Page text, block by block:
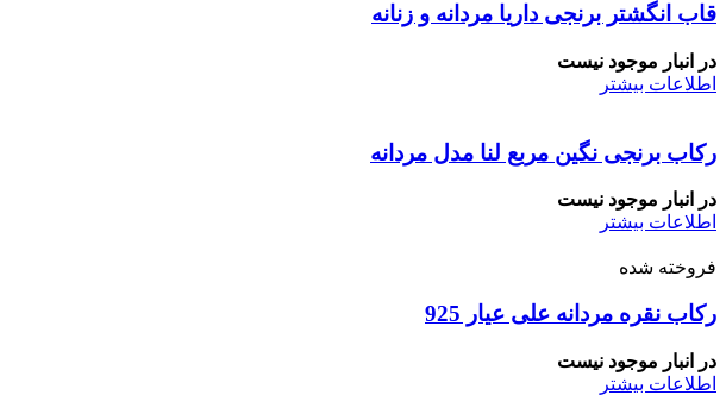
قاب انگشتر برنجی داریا مردانه و زنانه
در انبار موجود نیست
اطلاعات بیشتر
رکاب برنجی نگین مربع لنا مدل مردانه
در انبار موجود نیست
اطلاعات بیشتر
فروخته شده
رکاب نقره مردانه علی عیار 925
در انبار موجود نیست
اطلاعات بیشتر